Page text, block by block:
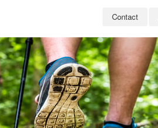
Contact